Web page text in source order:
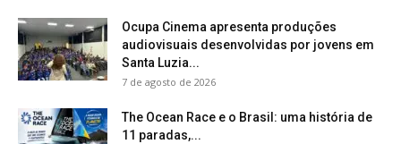
Ocupa Cinema apresenta produções
audiovisuais desenvolvidas por jovens em
Santa Luzia...
7 de agosto de 2026
The Ocean Race e o Brasil: uma história de
11 paradas,...